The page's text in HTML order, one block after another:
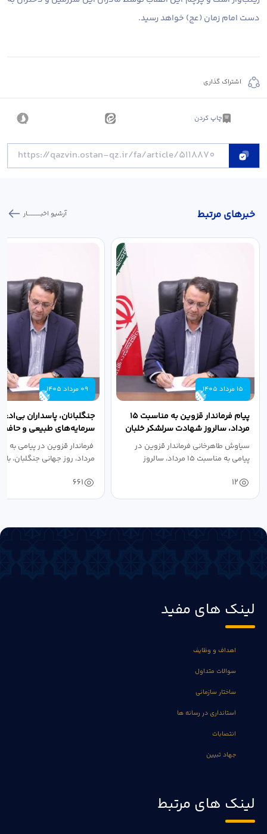
دست امام زمان (عج) خواهد رسید.
اشتراک گذاری
چاپ کردن
خبر‌های مرتبط آرشیو اخبـــــــــــار
15 مرداد 1405
پیام فرماندار قزوین به مناسبت ۱۵
مرداد، سالروز شهادت سرلشکر خلبان
شهید عباس...
سیاوش طاهرخانی فرماندار قزوین در
پیامی به مناسبت ۱۵ مرداد، سالروز
12
09 مرداد 1405
جنگلبانان، پاسداران
سرمایه‌های طبیعی و
سرزمین هستند
مرداد، روز جهانی جنگلبان، با...
661
لینک های مفید
اهداف و وظایف
سوالات متداول
ساختار سازمانی
استانداری در رسانه ها
انتصابات
جهاد تبیین
لینک های مرتبط